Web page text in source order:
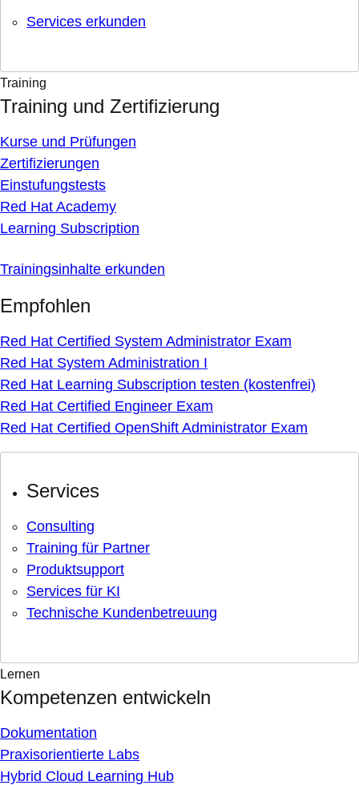
Services erkunden
Training
Training und Zertifizierung
Kurse und Prüfungen
Zertifizierungen
Einstufungstests
Red Hat Academy
Learning Subscription
Trainingsinhalte erkunden
Empfohlen
Red Hat Certified System Administrator Exam
Red Hat System Administration I
Red Hat Learning Subscription testen (kostenfrei)
Red Hat Certified Engineer Exam
Red Hat Certified OpenShift Administrator Exam
Services
Consulting
Training für Partner
Produktsupport
Services für KI
Technische Kundenbetreuung
Lernen
Kompetenzen entwickeln
Dokumentation
Praxisorientierte Labs
Hybrid Cloud Learning Hub